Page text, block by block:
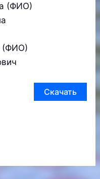
(ФИО)
(ФИО)
Скачать